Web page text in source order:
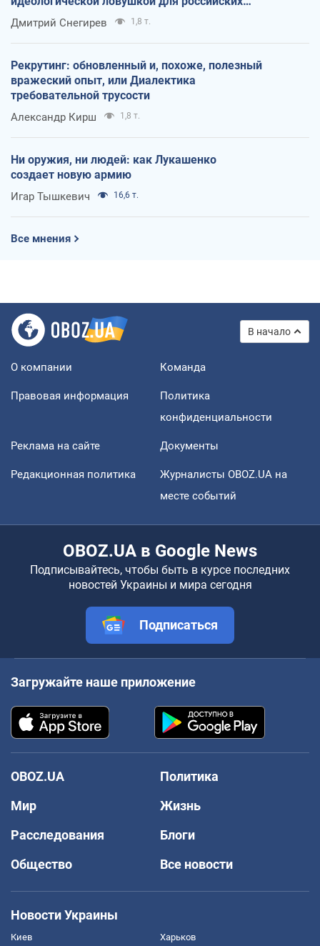
оккупантов
Дмитрий Снегирев 1,8 т.
Рекрутинг: обновленный и, похоже, полезный
вражеский опыт, или Диалектика
требовательной трусости
Александр Кирш 1,8 т.
Ни оружия, ни людей: как Лукашенко
создает новую армию
Игар Тышкевич 16,6 т.
Все мнения
В начало
О компании Команда
Правовая информация
Политика
конфиденциальности
Реклама на сайте Документы
Редакционная политика
Журналисты OBOZ.UA на
месте событий
OBOZ.UA в Google News
Подписывайтесь, чтобы быть в курсе последних
новостей Украины и мира сегодня
Подписаться
Загружайте наше приложение
OBOZ.UA
Политика
Мир
Жизнь
Расследования
Блоги
Общество
Все новости
Новости Украины
Киев Харьков